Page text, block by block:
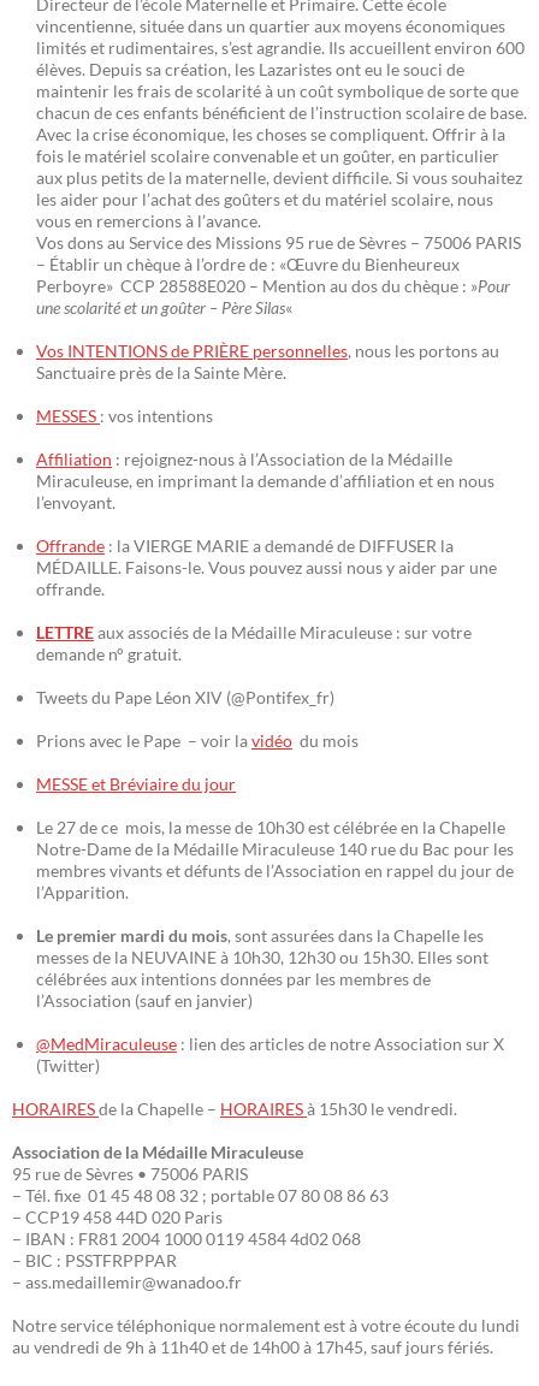
Directeur de l’école Maternelle et Primaire. Cette école
vincentienne, située dans un quartier aux moyens économiques
limités et rudimentaires, s’est agrandie. Ils accueillent environ 600
élèves. Depuis sa création, les Lazaristes ont eu le souci de
maintenir les frais de scolarité à un coût symbolique de sorte que
chacun de ces enfants bénéficient de l’instruction scolaire de base.
Avec la crise économique, les choses se compliquent. Offrir à la
fois le matériel scolaire convenable et un goûter, en particulier
aux plus petits de la maternelle, devient difficile. Si vous souhaitez
les aider pour l’achat des goûters et du matériel scolaire, nous
vous en remercions à l’avance.
Vos dons au Service des Missions 95 rue de Sèvres – 75006 PARIS
– Établir un chèque à l’ordre de : «Œuvre du Bienheureux
Perboyre» CCP 28588E020 – Mention au dos du chèque : »Pour
une scolarité et un goûter – Père Silas«
Vos INTENTIONS de PRIÈRE personnelles, nous les portons au
Sanctuaire près de la Sainte Mère.
MESSES : vos intentions
Affiliation : rejoignez-nous à l’Association de la Médaille
Miraculeuse, en imprimant la demande d’affiliation et en nous
l’envoyant.
Offrande : la VIERGE MARIE a demandé de DIFFUSER la
MÉDAILLE. Faisons-le. Vous pouvez aussi nous y aider par une
offrande.
LETTREaux associés de la Médaille Miraculeuse : sur votre
demande n° gratuit.
Tweets du Pape Léon XIV (@Pontifex_fr)
Prions avec le Pape – voir lavidéo du mois
MESSE et Bréviaire du jour
Le 27 de ce mois, la messe de 10h30 est célébrée en la Chapelle
Notre-Dame de la Médaille Miraculeuse 140 rue du Bac pour les
membres vivants et défunts de l’Association en rappel du jour de
l’Apparition.
Le premier mardi du mois, sont assurées dans la Chapelle les
messes de la NEUVAINE à 10h30, 12h30 ou 15h30. Elles sont
célébrées aux intentions données par les membres de
l’Association (sauf en janvier)
@MedMiraculeuse : lien des articles de notre Association sur X
(Twitter)
HORAIRESde la Chapelle – HORAIRESà 15h30 le vendredi.
Association de la Médaille Miraculeuse
95 rue de Sèvres • 75006 PARIS
– Tél. fixe 01 45 48 08 32 ; portable 07 80 08 86 63
– CCP19 458 44D 020 Paris
– IBAN : FR81 2004 1000 0119 4584 4d02 068
– BIC : PSSTFRPPPAR
– ass.medaillemir@wanadoo.fr
Notre service téléphonique normalement est à votre écoute du lundi
au vendredi de 9h à 11h40 et de 14h00 à 17h45, sauf jours fériés.